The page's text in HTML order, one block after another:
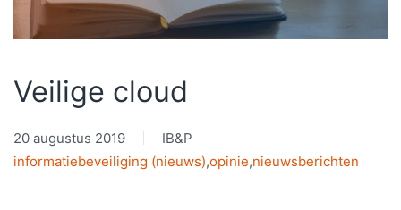
Veilige cloud
20 augustus 2019
IB&P
informatiebeveiliging (nieuws),opinie,nieuwsberichten